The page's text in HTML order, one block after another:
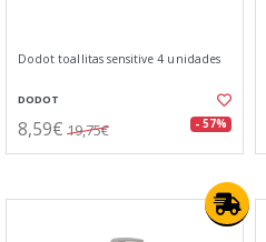
Dodot toallitas sensitive 4 unidades
DODOT
8,59€ 19,75€ - 57%